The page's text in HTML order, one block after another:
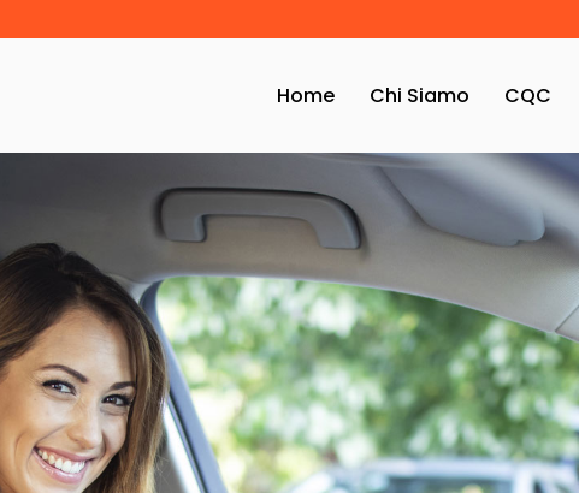
Home Chi Siamo CQC